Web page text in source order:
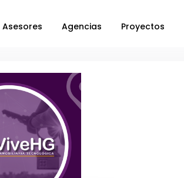
Asesores Agencias Proyectos